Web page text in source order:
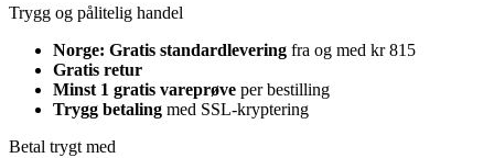
Trygg og pålitelig handel
Norge: Gratis standardlevering fra og med kr 815
Gratis retur
Minst 1 gratis vareprøve per bestilling
Trygg betaling med SSL-kryptering
Betal trygt med